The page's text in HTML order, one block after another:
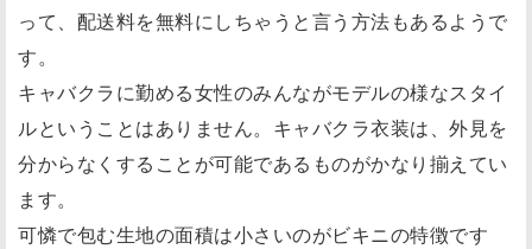
って、配送料を無料にしちゃうと言う方法もあるようで
す。
キャバクラに勤める女性のみんながモデルの様なスタイ
ルということはありません。キャバクラ衣装は、外見を
分からなくすることが可能であるものがかなり揃えてい
ます。
可憐で包む生地の面積は小さいのがビキニの特徴です